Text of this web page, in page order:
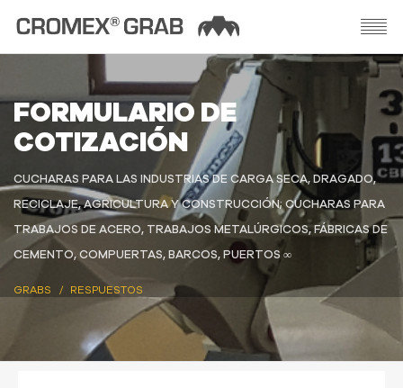
FORMULARIO DE
COTIZACIÓN
CUCHARAS PARA LAS INDUSTRIAS DE CARGA SECA, DRAGADO,
RECICLAJE, AGRICULTURA Y CONSTRUCCIÓN; CUCHARAS PARA
TRABAJOS DE ACERO, TRABAJOS METALÚRGICOS, FÁBRICAS DE
CEMENTO, COMPUERTAS, BARCOS, PUERTOS ∞
GRABS RESPUESTOS